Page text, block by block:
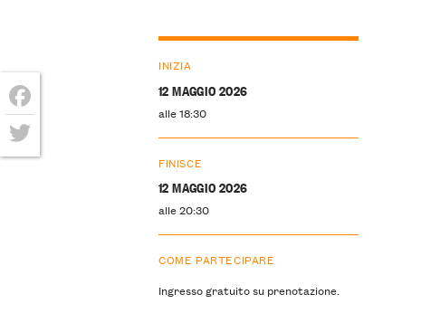
INIZIA
12 MAGGIO 2026
alle 18:30
FINISCE
12 MAGGIO 2026
alle 20:30
COME PARTECIPARE
Ingresso gratuito su prenotazione.
Facebook
Twitter